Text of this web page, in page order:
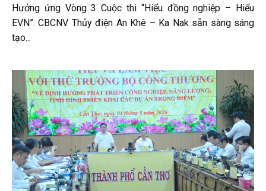
Hưởng ứng Vòng 3 Cuộc thi “Hiểu đồng nghiệp – Hiểu
EVN”: CBCNV Thủy điện An Khê – Ka Nak sẵn sàng sáng
tạo...